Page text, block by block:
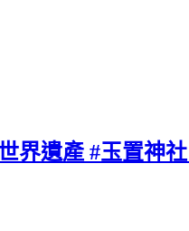
界遺產 #玉置神